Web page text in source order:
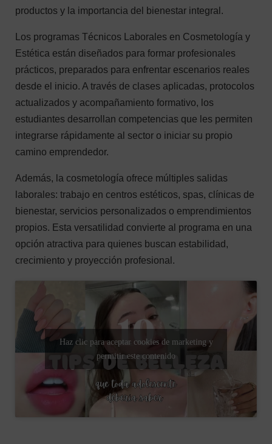
productos y la importancia del bienestar integral.
Los programas Técnicos Laborales en Cosmetología y
Estética están diseñados para formar profesionales
prácticos, preparados para enfrentar escenarios reales
desde el inicio. A través de clases aplicadas, protocolos
actualizados y acompañamiento formativo, los
estudiantes desarrollan competencias que les permiten
integrarse rápidamente al sector o iniciar su propio
camino emprendedor.
Además, la cosmetología ofrece múltiples salidas
laborales: trabajo en centros estéticos, spas, clínicas de
bienestar, servicios personalizados o emprendimientos
propios. Esta versatilidad convierte al programa en una
opción atractiva para quienes buscan estabilidad,
crecimiento y proyección profesional.
Haz clic para aceptar cookies de marketing y
permitir este contenido